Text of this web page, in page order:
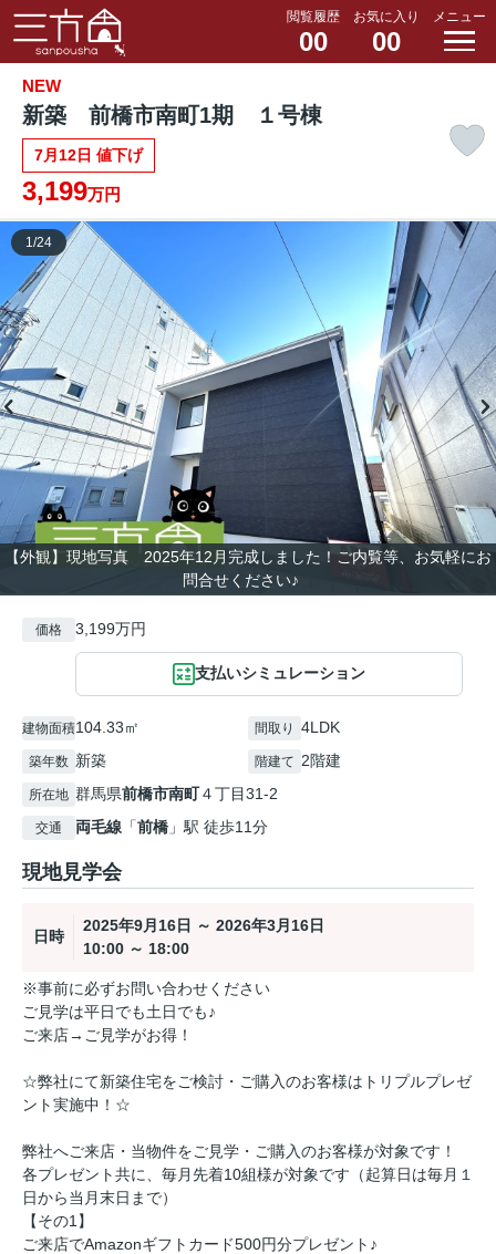
閲覧履歴
00
お気に入り
00
メニュー
NEW
新築 前橋市南町1期 １号棟
7月12日 値下げ
3,199万円
【外観】現地写真 2025年12月完成しました！ご内覧等、お気軽にお
問合せください♪
1/24
価格 3,199万円
支払いシミュレーション
建物面積104.33㎡ 間取り 4LDK
築年数 新築 階建て 2階建
所在地 群馬県前橋市南町４丁目31-2
交通 両毛線 「前橋 」駅 徒歩11分
現地見学会
日時
2025年9月16日 ～ 2026年3月16日
10:00 ～ 18:00
※事前に必ずお問い合わせください
ご見学は平日でも土日でも♪
ご来店→ご見学がお得！
☆弊社にて新築住宅をご検討・ご購入のお客様はトリプルプレゼ
ント実施中！☆
弊社へご来店・当物件をご見学・ご購入のお客様が対象です！
各プレゼント共に、毎月先着10組様が対象です（起算日は毎月１
日から当月末日まで）
【その1】
ご来店でAmazonギフトカード500円分プレゼント♪